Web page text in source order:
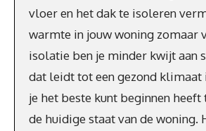
vloer en het dak te isoleren
warmte in jouw woning zomaar
isolatie ben je minder kwijt aan
dat leidt tot een gezond klimaat
je het beste kunt beginnen heeft
de huidige staat van de woning.